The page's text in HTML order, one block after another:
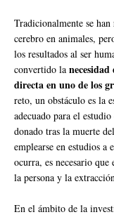
Tradicionalmente se
cerebro en animales,
los resultados al ser
convertido la
directa en uno de los
reto, un obstáculo es la
adecuado para el
donado tras la muerte
emplearse en estudios a
ocurra, es necesario
la persona y la
En el ámbito de la